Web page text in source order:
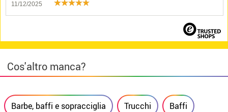
11/12/2025
Cos'altro manca?
Barbe, baffi e sopracciglia Trucchi Baffi